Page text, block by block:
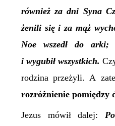
również za dni Syna
żenili się i za mąż
Noe wszedł do arki;
i wygubił wszystkich.
rodzina przeżyli. A
rozróżnienie pomiędzy
Jezus mówił dalej: